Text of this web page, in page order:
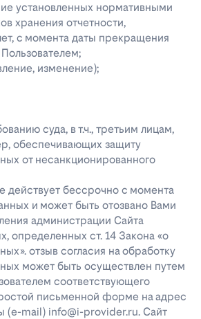
установленных нормативными
хранения отчетности,
с момента даты прекращения
изменение);
суда, в т.ч., третьим лицам,
обеспечивающих защиту
от несанкционированного
действует бессрочно с момента
и может быть отозвано Вами
администрации Сайта
определенных ст. 14 Закона «о
отзыв согласия на обработку
может быть осуществлен путем
соответствующего
письменной форме на адрес
(e-mail) info@i-provider.ru. Сайт